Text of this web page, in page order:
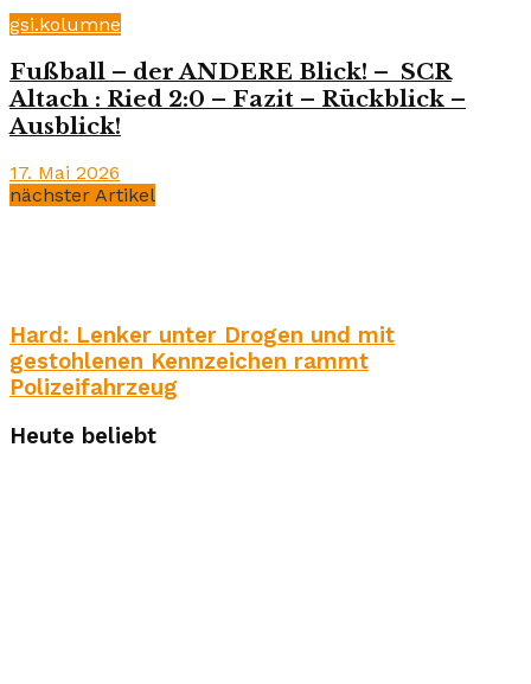
gsi.kolumne
Fußball – der ANDERE Blick! – SCR
Altach : Ried 2:0 – Fazit – Rückblick –
Ausblick!
17. Mai 2026
nächster Artikel
Hard: Lenker unter Drogen und mit
gestohlenen Kennzeichen rammt
Polizeifahrzeug
Heute beliebt